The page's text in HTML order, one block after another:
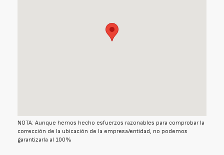
NOTA: Aunque hemos hecho esfuerzos razonables para comprobar la
corrección de la ubicación de la empresa/entidad, no podemos
garantizarla al 100%